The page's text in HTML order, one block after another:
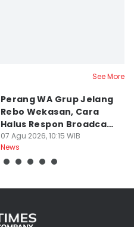
See More
Perang WA Grup Jelang
Rebo Wekasan, Cara
Halus Respon Broadcast
Parno
07 Agu 2026, 10:15 WIB
News